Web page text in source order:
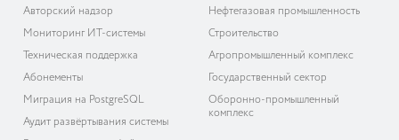
Авторский надзор
Мониторинг ИТ-системы
Техническая поддержка
Абонементы
Миграция на PostgreSQL
Аудит развёртывания системы
Нефтегазовая промышленность
Строительство
Агропромышленный комплекс
Государственный сектор
Оборонно-промышленный
комплекс